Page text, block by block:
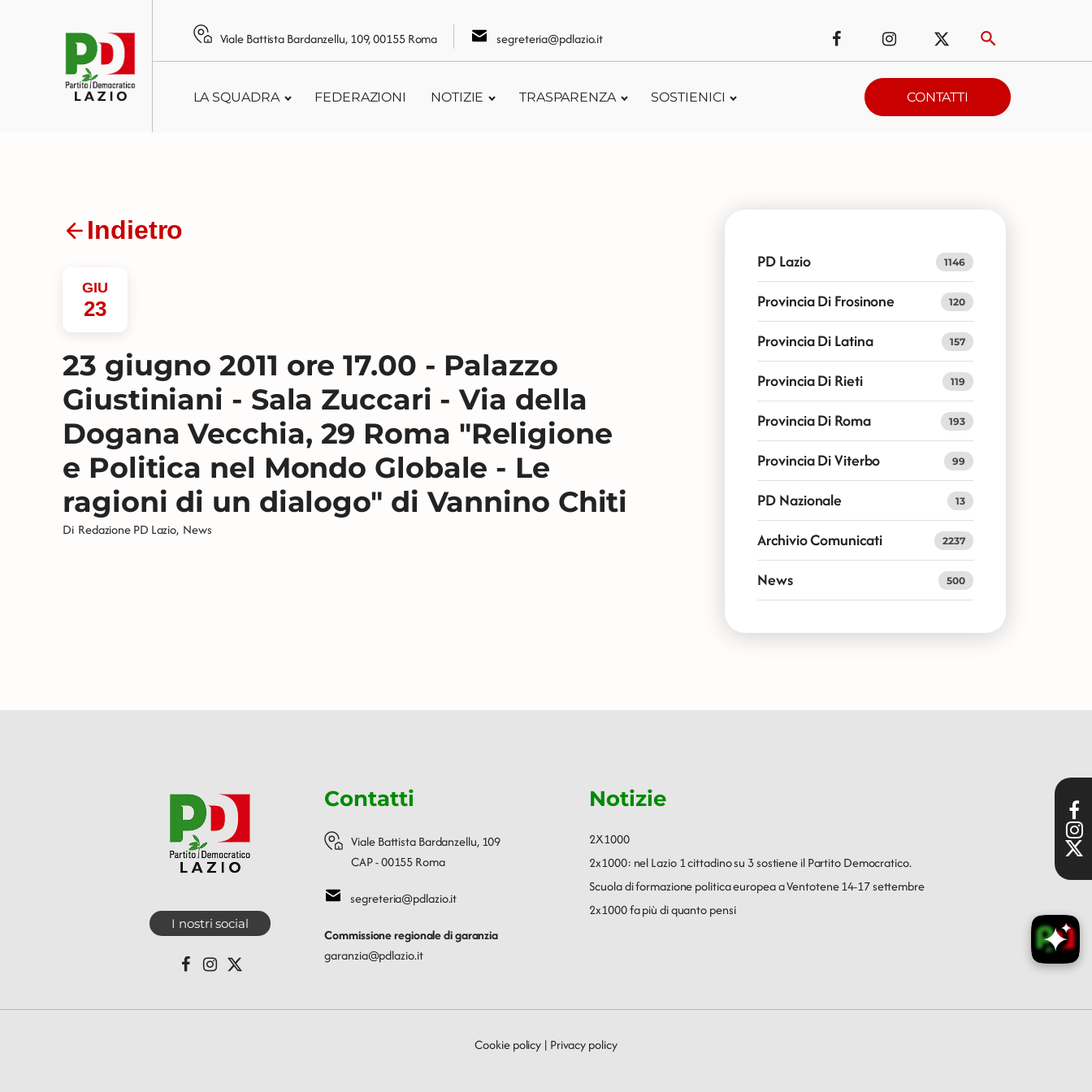
Viale Battista Bardanzellu, 109, 00155 Roma segreteria@pdlazio.it
LA SQUADRA FEDERAZIONI NOTIZIE TRASPARENZA SOSTIENICI CONTATTI
Indietro
GIU
23
23 giugno 2011 ore 17.00 - Palazzo
Giustiniani - Sala Zuccari - Via della
Dogana Vecchia, 29 Roma "Religione
e Politica nel Mondo Globale - Le
ragioni di un dialogo" di Vannino Chiti
Di Redazione PD Lazio, News
PD Lazio 1146
Provincia Di Frosinone 120
Provincia Di Latina 157
Provincia Di Rieti 119
Provincia Di Roma 193
Provincia Di Viterbo 99
PD Nazionale 13
Archivio Comunicati 2237
News 500
I nostri social
Contatti
Viale Battista Bardanzellu, 109
CAP - 00155 Roma
segreteria@pdlazio.it
Commissione regionale di garanzia
garanzia@pdlazio.it
Notizie
2X1000
2x1000: nel Lazio 1 cittadino su 3 sostiene il Partito Democratico.
Scuola di formazione politica europea a Ventotene 14-17 settembre
2x1000 fa più di quanto pensi
Cookie policy | Privacy policy